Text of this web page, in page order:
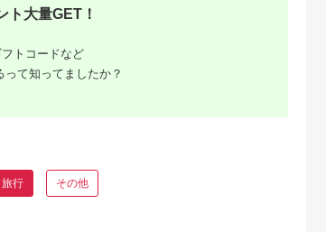
ト大量GET！
トコードなど
て知ってましたか？
旅行 その他